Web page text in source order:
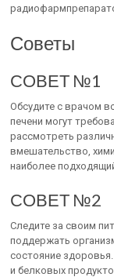
Советы
СОВЕТ №1
Обсудите с врачом
печени могут
рассмотреть
вмешательство,
наиболее
СОВЕТ №2
Следите за своим
поддержать
состояние
и белковых